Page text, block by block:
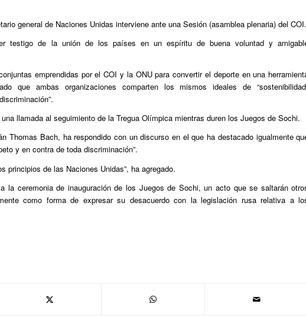
general de Naciones Unidas interviene ante una Sesión (asamblea plenaria) del COI.
testigo de la unión de los países en un espíritu de buena voluntad y
emprendidas por el COI y la ONU para convertir el deporte en una
que ambas organizaciones comparten los mismos ideales de
llamada al seguimiento de la Tregua Olímpica mientras duren los Juegos de Sochi.
Thomas Bach, ha respondido con un discurso en el que ha destacado igualmente
y en contra de toda discriminación”.
principios de las Naciones Unidas”, ha agregado.
la ceremonia de inauguración de los Juegos de Sochi, un acto que se saltarán
como forma de expresar su desacuerdo con la legislación rusa relativa a